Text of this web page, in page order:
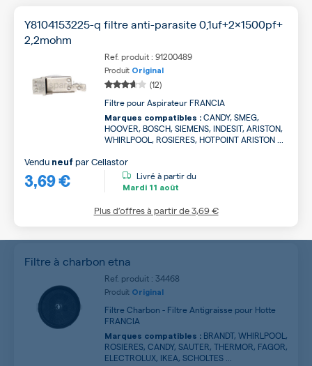
Y8104153225-q filtre anti-parasite 0,1uf+2x1500pf+
2,2mohm
Ref. produit : 91200489
Produit Original
(12)
Filtre pour Aspirateur FRANCIA
Marques compatibles : CANDY, SMEG,
HOOVER, BOSCH, SIEMENS, INDESIT, ARISTON,
WHIRLPOOL, ROSIERES, HOTPOINT ARISTON ...
3,69 €
Vendu neuf parCellastor
Livré à partir du
Mardi 11 août
Plus d’offres à partir de3,69 €
Filtre à charbon etna
Ref. produit : 34468
Produit Original
Filtre Charbon - Filtre Antigraisse pour Hotte
FRANCIA
Marques compatibles : BRANDT, WHIRLPOOL,
ROSIERES, CANDY, SAUTER, THERMOR, FAGOR,
ELECTROLUX, IKEA, SCHOLTES ...